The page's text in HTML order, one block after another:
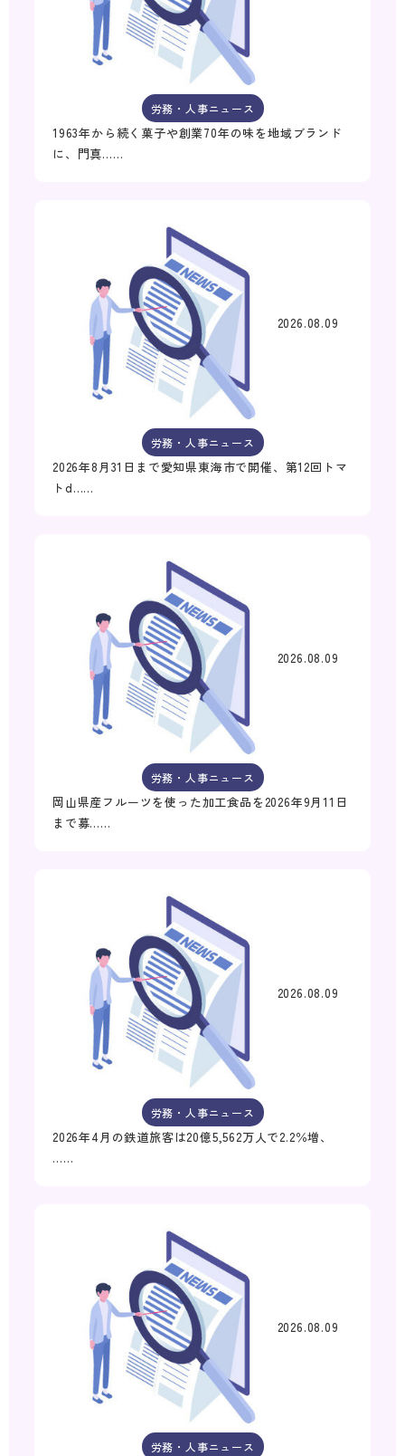
労務・人事ニュース
1963年から続く菓子や創業70年の味を地域ブランド
に、門真……
2026.08.09
労務・人事ニュース
2026年8月31日まで愛知県東海市で開催、第12回トマ
トd……
2026.08.09
労務・人事ニュース
岡山県産フルーツを使った加工食品を2026年9月11日
まで募……
2026.08.09
労務・人事ニュース
2026年4月の鉄道旅客は20億5,562万人で2.2％増、
……
2026.08.09
労務・人事ニュース